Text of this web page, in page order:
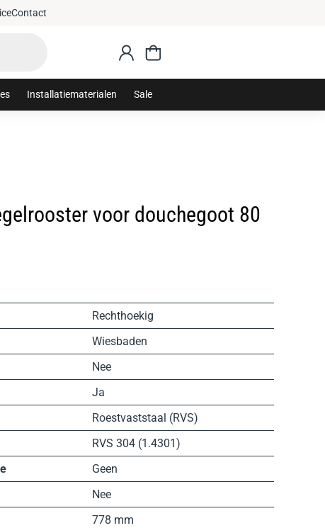
Contact
Installatiematerialen Sale
voor douchegoot 80
Rechthoekig
Wiesbaden
Nee
Ja
Roestvaststaal (RVS)
RVS 304 (1.4301)
Geen
Nee
778 mm